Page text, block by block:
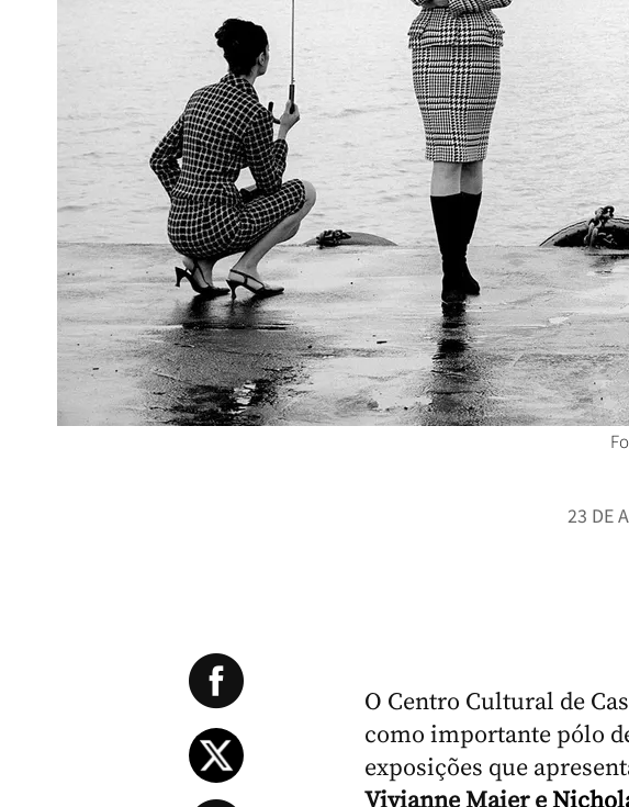
23 DE
O Centro Cultural de
como importante pólo
exposições que
Vivianne Maier e